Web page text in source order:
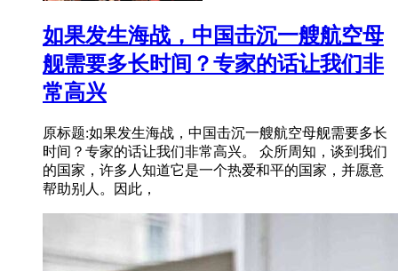
如果发生海战，中国击沉一艘航空母
舰需要多长时间？专家的话让我们非
常高兴
原标题:如果发生海战，中国击沉一艘航空母舰需要多长
时间？专家的话让我们非常高兴。 众所周知，谈到我们
的国家，许多人知道它是一个热爱和平的国家，并愿意
帮助别人。因此，